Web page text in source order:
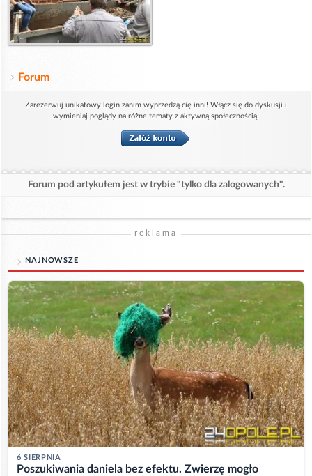
Forum
Zarezerwuj unikatowy login zanim wyprzedzą cię inni! Włącz się do dyskusji i
wymieniaj poglądy na różne tematy z aktywną społecznością.
Forum pod artykułem jest w trybie "tylko dla zalogowanych".
reklama
NAJNOWSZE
6 SIERPNIA
Poszukiwania daniela bez efektu. Zwierzę mogło